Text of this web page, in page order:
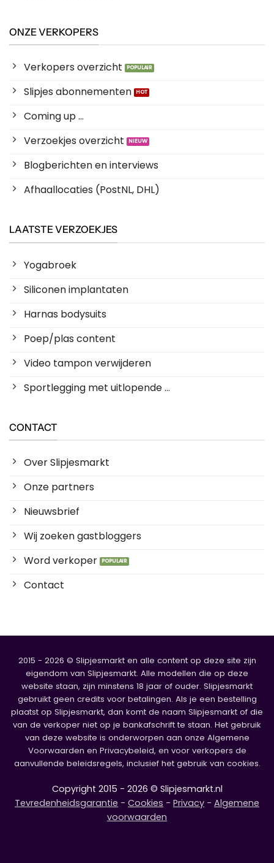
ONZE VERKOPERS
Verkopers overzicht
Slipjes abonnementen
Coming up ...
Verzoekjes overzicht
Blogberichten en interviews
Afhaallocaties (PostNL, DHL)
LAATSTE VERZOEKJES
Yogabroek
Siliconen implantaten
Harnas bodysuits
Poep/plas content
Video tampon verwijderen
Sportlegging met uitlopende ...
CONTACT
Over Slipjesmarkt
Onze partners
Nieuwsbrief
Wij zoeken gastbloggers
Word verkoper
Contact
2015 - 2026 © Slipjesmarkt en alle content op deze site zijn
eigendom van Slipjesmarkt. Alle modellen die op deze
website staan, zijn minstens 18 jaar of ouder. Slipjesmarkt
gebruikt geen credits voor betalingen. Als je een bestelling
plaatst op Slipjesmarkt, dan komt de naam Slipjesmarkt of die
van de verkoper niet op je bankafschrift te staan. Het gebruik
van deze website is onderworpen aan onze Algemene
Voorwaarden en Privacybeleid, en voor verkopers de
aanvullende beleidsregels, inclusief het gebruik van cookies.
Copyright 2015 - 2026 © Slipjesmarkt.nl
Tevredenheidsgarantie - Cookies - Privacy - Algemene
voorwaarden